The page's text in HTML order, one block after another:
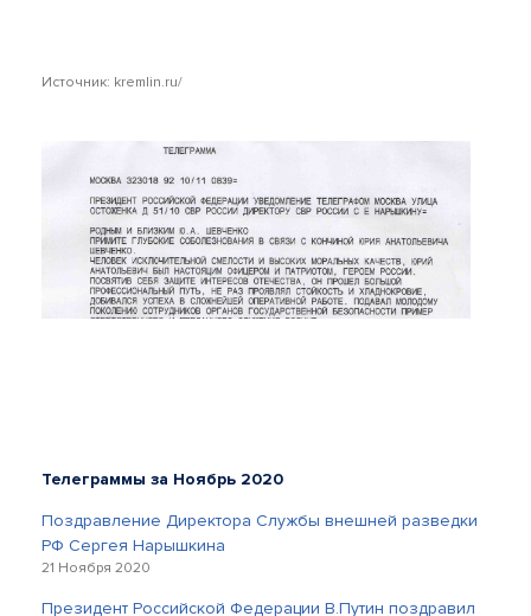
Источник: kremlin.ru/
Телеграммы за Ноябрь 2020
Поздравление Директора Службы внешней разведки
РФ Сергея Нарышкина
21 Ноября 2020
Президент Российской Федерации В.Путин поздравил